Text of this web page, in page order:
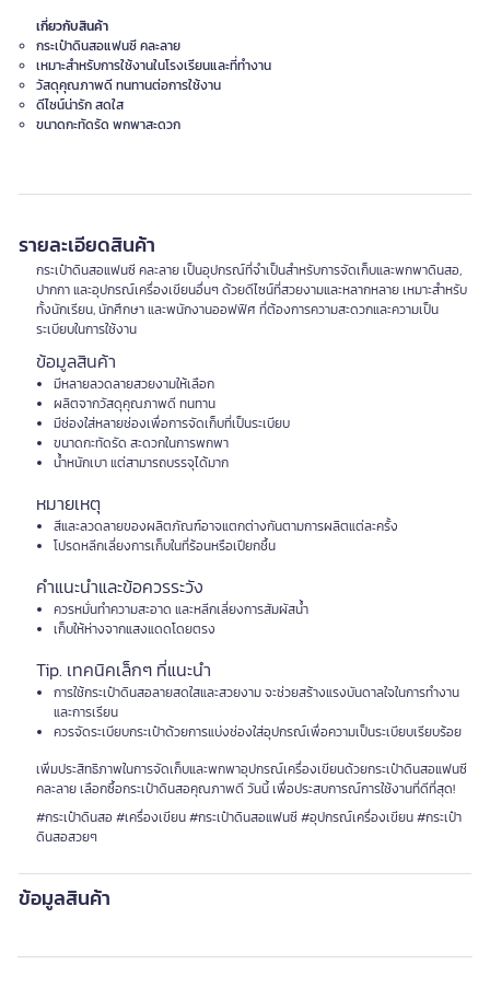
เกี่ยวกับสินค้า
กระเป๋าดินสอแฟนซี คละลาย
เหมาะสำหรับการใช้งานในโรงเรียนและที่ทำงาน
วัสดุคุณภาพดี ทนทานต่อการใช้งาน
ดีไซน์น่ารัก สดใส
ขนาดกะทัดรัด พกพาสะดวก
รายละเอียดสินค้า
กระเป๋าดินสอแฟนซี คละลาย เป็นอุปกรณ์ที่จำเป็นสำหรับการจัดเก็บและพกพาดินสอ,
ปากกา และอุปกรณ์เครื่องเขียนอื่นๆ ด้วยดีไซน์ที่สวยงามและหลากหลาย เหมาะสำหรับ
ทั้งนักเรียน, นักศึกษา และพนักงานออฟฟิศ ที่ต้องการความสะดวกและความเป็น
ระเบียบในการใช้งาน
ข้อมูลสินค้า
มีหลายลวดลายสวยงามให้เลือก
ผลิตจากวัสดุคุณภาพดี ทนทาน
มีช่องใส่หลายช่องเพื่อการจัดเก็บที่เป็นระเบียบ
ขนาดกะทัดรัด สะดวกในการพกพา
น้ำหนักเบา แต่สามารถบรรจุได้มาก
หมายเหตุ
สีและลวดลายของผลิตภัณฑ์อาจแตกต่างกันตามการผลิตแต่ละครั้ง
โปรดหลีกเลี่ยงการเก็บในที่ร้อนหรือเปียกชื้น
คำแนะนำและข้อควรระวัง
ควรหมั่นทำความสะอาด และหลีกเลี่ยงการสัมผัสน้ำ
เก็บให้ห่างจากแสงแดดโดยตรง
Tip. เทคนิคเล็กๆ ที่แนะนำ
การใช้กระเป๋าดินสอลายสดใสและสวยงาม จะช่วยสร้างแรงบันดาลใจในการทำงาน
และการเรียน
ควรจัดระเบียบกระเป๋าด้วยการแบ่งช่องใส่อุปกรณ์เพื่อความเป็นระเบียบเรียบร้อย
เพิ่มประสิทธิภาพในการจัดเก็บและพกพาอุปกรณ์เครื่องเขียนด้วยกระเป๋าดินสอแฟนซี
คละลาย เลือกซื้อกระเป๋าดินสอคุณภาพดี วันนี้ เพื่อประสบการณ์การใช้งานที่ดีที่สุด!
#กระเป๋าดินสอ #เครื่องเขียน #กระเป๋าดินสอแฟนซี #อุปกรณ์เครื่องเขียน #กระเป๋า
ดินสอสวยๆ
ข้อมูลสินค้า